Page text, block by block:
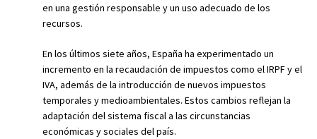
en una gestión responsable y un uso adecuado de los
recursos.
En los últimos siete años, España ha experimentado un
incremento en la recaudación de impuestos como el IRPF y el
IVA, además de la introducción de nuevos impuestos
temporales y medioambientales. Estos cambios reflejan la
adaptación del sistema fiscal a las circunstancias
económicas y sociales del país.